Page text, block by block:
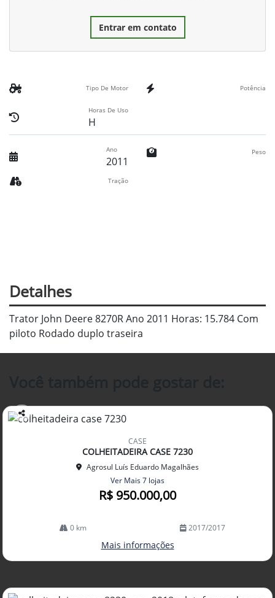
Entrar em contato
Tipo De Motor Potência
Horas De Uso
H
Ano
2011
Peso
Tração
Detalhes
Trator John Deere 8270R Ano 2011 Horas: 15.784 Com
piloto Rodado duplo traseira
Co
CASE
COLHEITADEIRA CASE 7230
Agrosul Luís Eduardo Magalhães
Ver Mais 7 lojas
R$ 950.000,00
0 km 2017/2017
Mais informações